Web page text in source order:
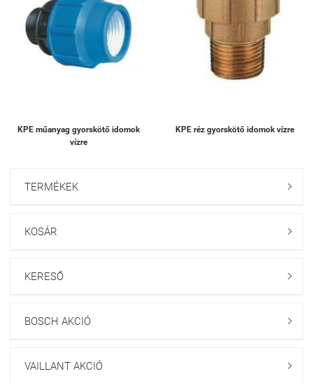
KPE műanyag gyorskötő idomok
vízre
KPE réz gyorskötő idomok vízre
TERMÉKEK 
KOSÁR 
KERESŐ 
BOSCH AKCIÓ 
VAILLANT AKCIÓ 